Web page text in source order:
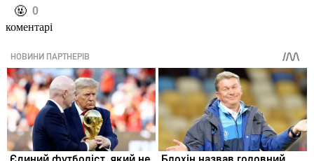
️🤬 0
коментарі